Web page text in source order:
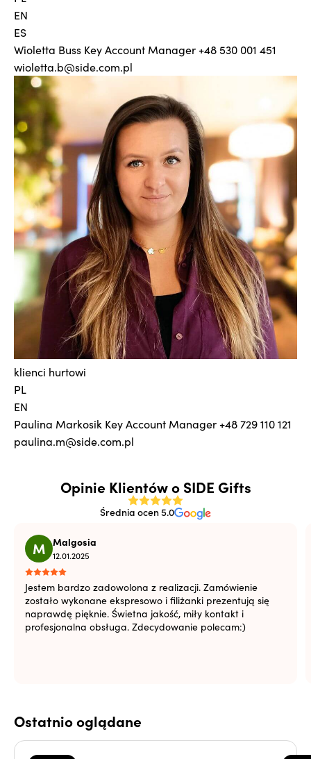
EN
ES
Wioletta Buss Key Account Manager+48 530 001 451
wioletta.b@side.com.pl
klienci hurtowi
PL
EN
Paulina Markosik Key Account Manager+48 729 110 121
paulina.m@side.com.pl
Opinie Klientów o SIDE Gifts
Średnia ocen 5.0
M Malgosia
12.01.2025
Jestem bardzo zadowolona z realizacji. Zamówienie
zostało wykonane ekspresowo i filiżanki prezentują się
naprawdę pięknie. Świetna jakość, miły kontakt i
profesjonalna obsługa. Zdecydowanie polecam:)
Ostatnio oglądane